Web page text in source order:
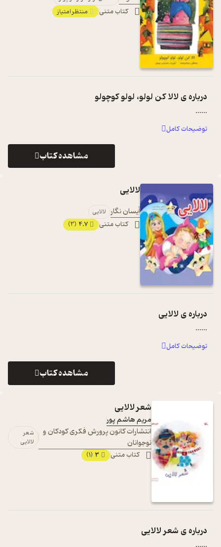
کتاب متنی منتظر امتیاز
درباره ی لالا کن لولو، لولو کوچولو
...
...
توضیحات کامل
مشاهده کتاب
لالایی
آیسان نگار لالایی
کتاب متنی 4.7
(3)
درباره ی لالایی
...
...
توضیحات کامل
مشاهده کتاب
شعر لالایی
مریم هاشم پور
انتشارات کانون پرورش فکری کودکان و
نوجوانان
شعر
لالایی
کتاب متنی 3
(1)
درباره ی شعر لالایی